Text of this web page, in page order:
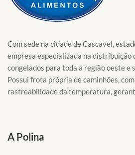
Com sede na cidade de Cascavel,
empresa especializada na distribuição
congelados para toda a região oeste e
Possui frota própria de caminhões,
rastreabilidade da temperatura,
A Polina